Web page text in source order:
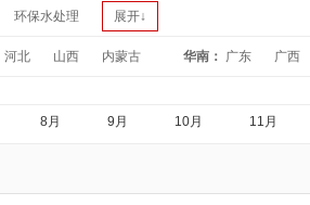
环保水处理 展开↓
河北 山西 内蒙古 华南： 广东 广西
8月 9月 10月 11月